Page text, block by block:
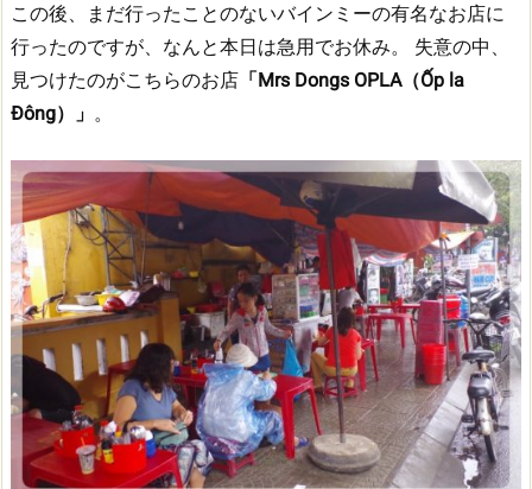
この後、まだ行ったことのないバインミーの有名なお店に
行ったのですが、なんと本日は急用でお休み。
失意の中、
見つけたのがこちらのお店 「Mrs Dongs OPLA（Ốp la
Đông）」 。